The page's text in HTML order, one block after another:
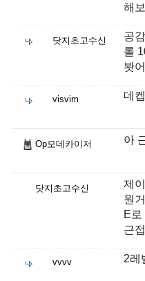
해
닷지초고수신
공
롤
봣
visvim 데
Op모데카이저 아
닷지초고수신
제
원
E로
근
vvvv 2레